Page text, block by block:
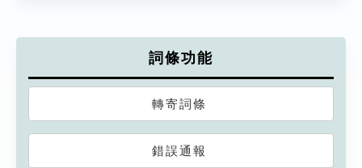
詞條功能
轉寄詞條
錯誤通報